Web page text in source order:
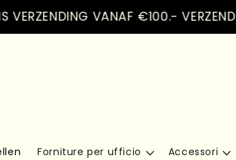
VANAF €100.- VERZENDING
Forniture per ufficio Accessori